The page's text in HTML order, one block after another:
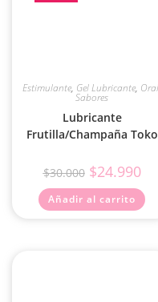
Estimulante, Gel Lubricante, Oral
Sabores
Lubricante
Frutilla/Champaña Toko
$30.000 $24.990
Añadir al carrito